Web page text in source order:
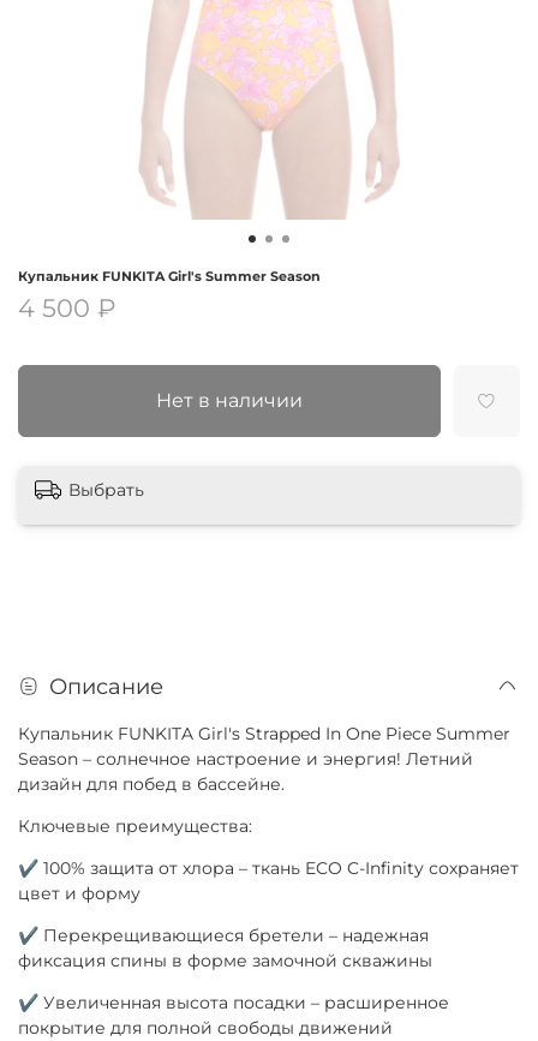
Купальник FUNKITA Girl's Summer Season
4 500 ₽
Нет в наличии
Выбрать
Описание
Купальник FUNKITA Girl's Strapped In One Piece Summer
Season – солнечное настроение и энергия! Летний
дизайн для побед в бассейне.
Ключевые преимущества:
✔ 100% защита от хлора – ткань ECO C-Infinity сохраняет
цвет и форму
✔ Перекрещивающиеся бретели – надежная
фиксация спины в форме замочной скважины
✔ Увеличенная высота посадки – расширенное
покрытие для полной свободы движений